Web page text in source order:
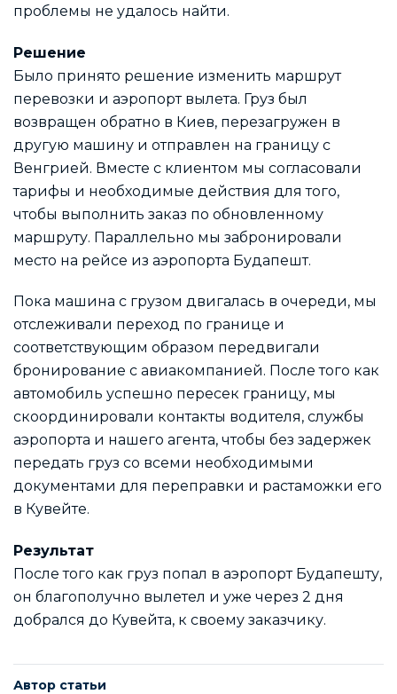
проблемы не удалось найти.
Решение
Было принято решение изменить маршрут
перевозки и аэропорт вылета. Груз был
возвращен обратно в Киев, перезагружен в
другую машину и отправлен на границу с
Венгрией. Вместе с клиентом мы согласовали
тарифы и необходимые действия для того,
чтобы выполнить заказ по обновленному
маршруту. Параллельно мы забронировали
место на рейсе из аэропорта Будапешт.
Пока машина с грузом двигалась в очереди, мы
отслеживали переход по границе и
соответствующим образом передвигали
бронирование с авиакомпанией. После того как
автомобиль успешно пересек границу, мы
скоординировали контакты водителя, службы
аэропорта и нашего агента, чтобы без задержек
передать груз со всеми необходимыми
документами для переправки и растаможки его
в Кувейте.
Результат
После того как груз попал в аэропорт Будапешту,
он благополучно вылетел и уже через 2 дня
добрался до Кувейта, к своему заказчику.
Автор статьи